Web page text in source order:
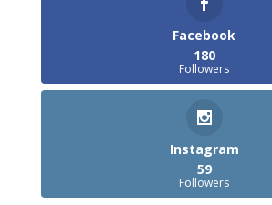
Facebook
180
Followers
Instagram
59
Followers